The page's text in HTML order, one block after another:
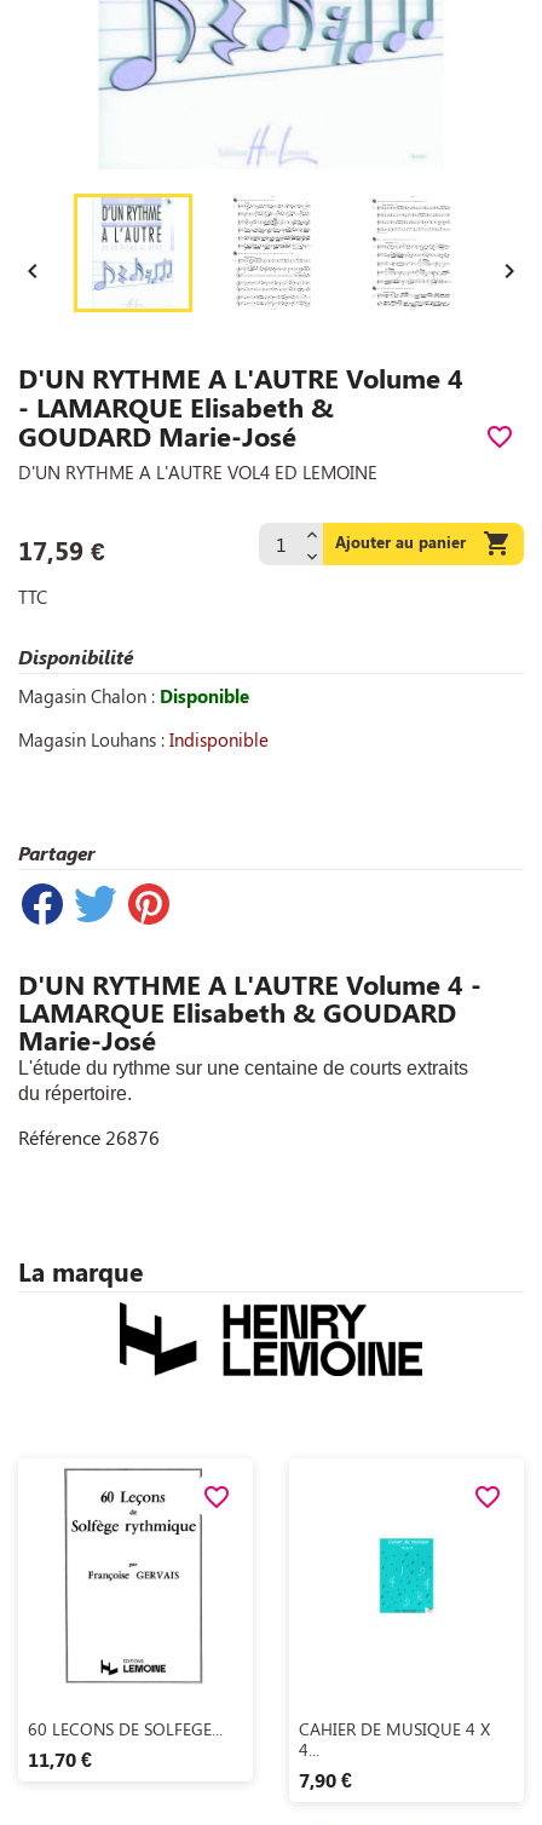
 
D'UN RYTHME A L'AUTRE Volume 4
- LAMARQUE Elisabeth &
GOUDARD Marie-José
favorite_border
D'UN RYTHME A L'AUTRE VOL4 ED LEMOINE
17,59 € Ajouter au panier 
TTC
Disponibilité
Magasin Chalon : Disponible
Magasin Louhans : Indisponible
Partager
D'UN RYTHME A L'AUTRE Volume 4 -
LAMARQUE Elisabeth & GOUDARD
Marie-José
L'étude du rythme sur une centaine de courts extraits
du répertoire.
Référence 26876
La marque
Aperçu rapide
60 LECONS DE SOLFEGE...
11,70 €
favorite_border
 Aperçu rapide
CAHIER DE MUSIQUE 4 X
4...
7,90 €
favorite_border